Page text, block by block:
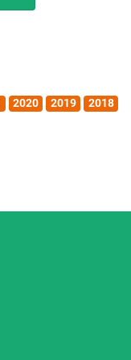
2020 2019
2018